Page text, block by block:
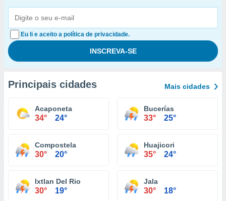
Eu li e aceito a política de privacidade.
Principais cidades Mais cidades
Acaponeta
34° 24°
Bucerías
33° 25°
Compostela
30° 20°
Huajicori
35° 24°
Ixtlan Del Rio
30° 19°
Jala
30° 18°